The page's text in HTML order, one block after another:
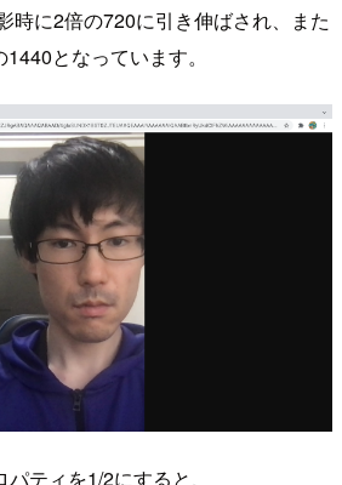
時に2倍の720に引き伸ばされ、また
となっています。
ティを1/2にすると、